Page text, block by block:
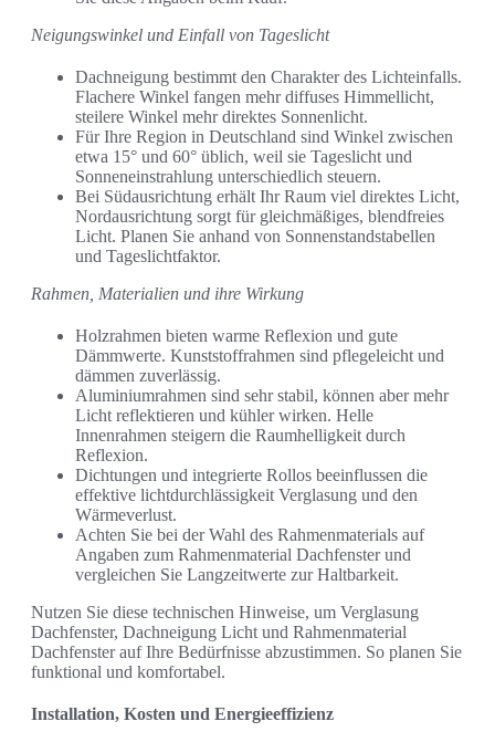
Neigungswinkel und Einfall von Tageslicht
Dachneigung bestimmt den Charakter des Lichteinfalls.
Flachere Winkel fangen mehr diffuses Himmellicht,
steilere Winkel mehr direktes Sonnenlicht.
Für Ihre Region in Deutschland sind Winkel zwischen
etwa 15° und 60° üblich, weil sie Tageslicht und
Sonneneinstrahlung unterschiedlich steuern.
Bei Südausrichtung erhält Ihr Raum viel direktes Licht,
Nordausrichtung sorgt für gleichmäßiges, blendfreies
Licht. Planen Sie anhand von Sonnenstandstabellen
und Tageslichtfaktor.
Rahmen, Materialien und ihre Wirkung
Holzrahmen bieten warme Reflexion und gute
Dämmwerte. Kunststoffrahmen sind pflegeleicht und
dämmen zuverlässig.
Aluminiumrahmen sind sehr stabil, können aber mehr
Licht reflektieren und kühler wirken. Helle
Innenrahmen steigern die Raumhelligkeit durch
Reflexion.
Dichtungen und integrierte Rollos beeinflussen die
effektive lichtdurchlässigkeit Verglasung und den
Wärmeverlust.
Achten Sie bei der Wahl des Rahmenmaterials auf
Angaben zum Rahmenmaterial Dachfenster und
vergleichen Sie Langzeitwerte zur Haltbarkeit.
Nutzen Sie diese technischen Hinweise, um Verglasung
Dachfenster, Dachneigung Licht und Rahmenmaterial
Dachfenster auf Ihre Bedürfnisse abzustimmen. So planen Sie
funktional und komfortabel.
Installation, Kosten und Energieeffizienz